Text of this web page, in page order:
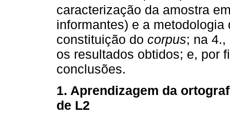
caracterização da amostra
informantes) e a
constituição do corpus; na
os resultados obtidos; e, por
conclusões.
1. Aprendizagem da
de L2